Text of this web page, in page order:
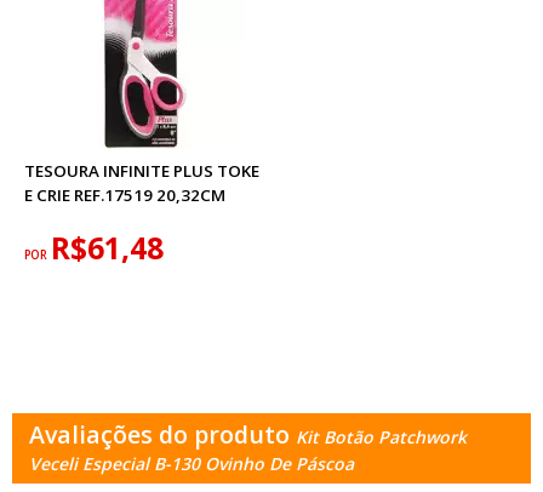
TESOURA INFINITE PLUS TOKE
E CRIE REF.17519 20,32CM
POR R$61,48
Avaliações do produto Kit Botão Patchwork
Veceli Especial B-130 Ovinho De Páscoa